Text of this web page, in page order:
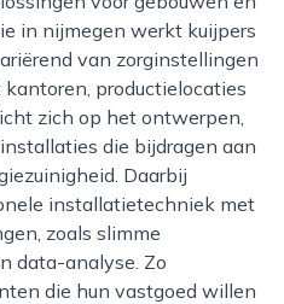
in nijmegen werkt kuijpers
van zorginstellingen
productielocaties
zich op het ontwerpen,
die bijdragen aan
Daarbij
installatietechniek met
zoals slimme
data-analyse. Zo
die hun vastgoed willen